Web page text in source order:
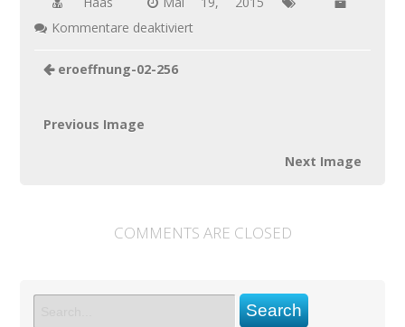
Kommentare deaktiviertfür
eroeffnung-02-256
Previous Image
Next Image
COMMENTS ARE CLOSED